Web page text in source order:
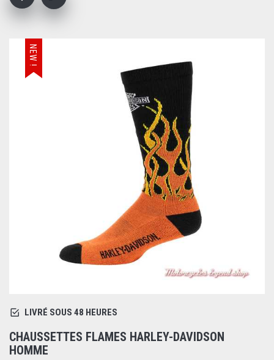
NEW !
LIVRÉ SOUS 48 HEURES
CHAUSSETTES FLAMES HARLEY-DAVIDSON
HOMME